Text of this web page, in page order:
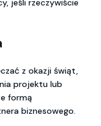
jeśli rzeczywiście
z okazji świąt,
projektu lub
formą
biznesowego.